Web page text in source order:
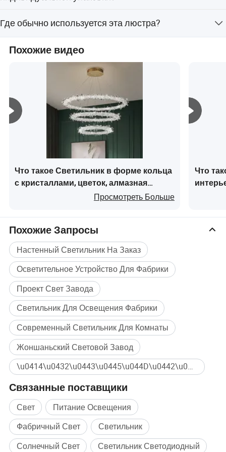
[ настроенные проекты
минимальном объеме заказа в 30 штук.
Где обычно используется эта люстра?
выставочных залов, ресторанов и торговых центров.
Похожие видео
Что такое Светильник в форме кольца
с кристаллами, цветок, алмазная
форма, светодиодная люстра
Просмотреть Больше
Что
Похожие Запросы
Настенный Светильник На Заказ
Осветительное Устройство Для Фабрики
Проект Свет Завода
Светильник Для Освещения Фабрики
Современный Светильник Для Комнаты
Жоншаньский Световой Завод
\u0414\u0432\u0443\u0445\u044D\u0442\u0430\u0436\u043D\u0430\u044F \u0412\u0438\u043B\u043B\u0430 \u0413\u043E\u0441\u0442\u0438\u043D\u0430\u044F \u0412\u0438\u0441\u044F\u0447\u0438\u0439 \u0421\u0432\u0435\u0442 Массовая покупка
Связанные поставщики
Свет
Питание Освещения
Фабричный Свет
Светильник
Солнечный Свет
Светильник Светодиодный